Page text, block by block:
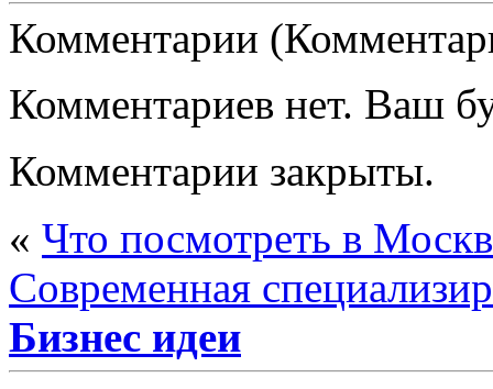
Комментарии
Комментариев нет. Ваш
Комментарии закрыты.
« Что посмотреть в
Современная
Бизнес идеи